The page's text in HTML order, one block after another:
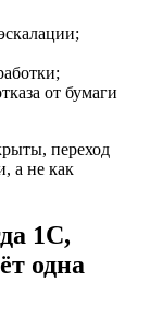
от бумаги
переход
а не как
1С,
одна